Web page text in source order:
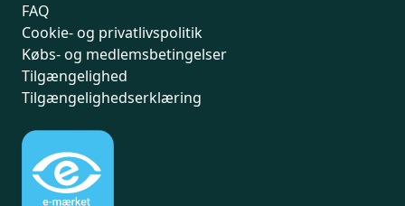
FAQ
Cookie- og privatlivspolitik
Købs- og medlemsbetingelser
Tilgængelighed
Tilgængelighedserklæring